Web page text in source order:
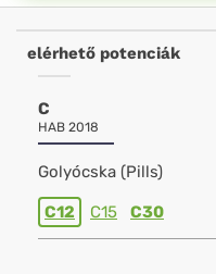
elérhető potenciák
C
HAB 2018
Golyócska (Pills)
C12 C15 C30